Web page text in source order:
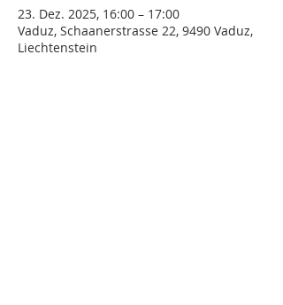
23. Dez. 2025, 16:00 – 17:00
Vaduz, Schaanerstrasse 22, 9490 Vaduz,
Liechtenstein